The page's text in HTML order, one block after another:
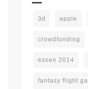
3d apple
crowdfunding
essen 2014
fantasy flight